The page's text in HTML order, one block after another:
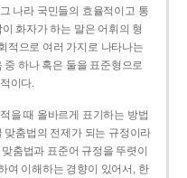
나라 국민들의 효율적이고 통
화자가 하는 말은 어휘의 형
적으로 여러 가지로 나타나는
하나 혹은 둘을 표준형으로
이다.
을 때 올바르게 표기하는 방법
맞춤법의 전제가 되는 규정이라
춤법과 표준어 규정을 뚜렷이
여 이해하는 경향이 있어서, 한